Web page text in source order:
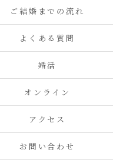
ご結婚までの流れ
よくある質問
婚活
オンライン
アクセス
お問い合わせ